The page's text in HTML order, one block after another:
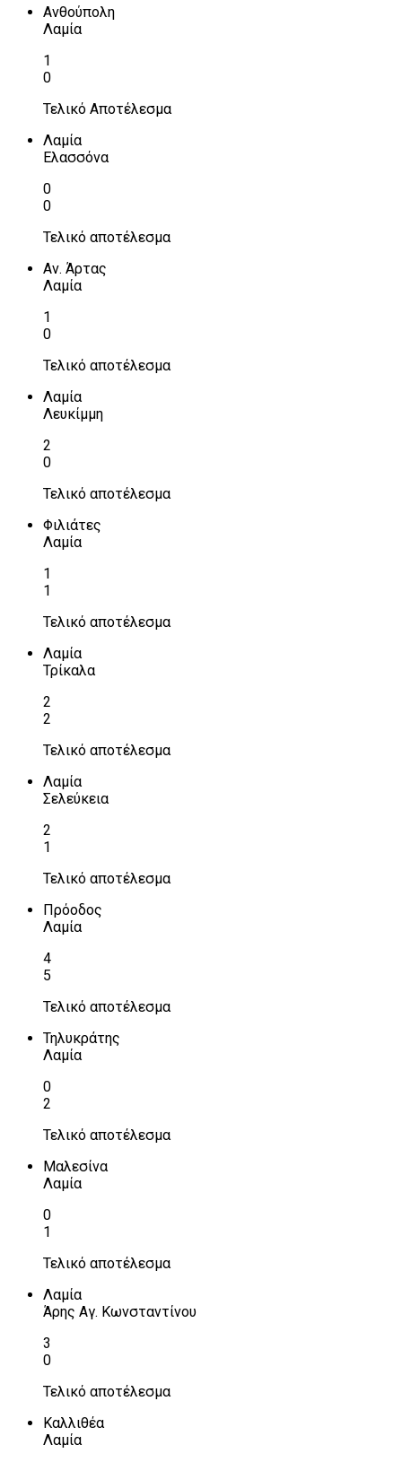
Ανθούπολη
Λαμία
1
0
Τελικό Αποτέλεσμα
Λαμία
Ελασσόνα
0
0
Τελικό αποτέλεσμα
Αν. Άρτας
Λαμία
1
0
Τελικό αποτέλεσμα
Λαμία
Λευκίμμη
2
0
Τελικό αποτέλεσμα
Φιλιάτες
Λαμία
1
1
Τελικό αποτέλεσμα
Λαμία
Τρίκαλα
2
2
Τελικό αποτέλεσμα
Λαμία
Σελεύκεια
2
1
Τελικό αποτέλεσμα
Πρόοδος
Λαμία
4
5
Τελικό αποτέλεσμα
Τηλυκράτης
Λαμία
0
2
Τελικό αποτέλεσμα
Μαλεσίνα
Λαμία
0
1
Τελικό αποτέλεσμα
Λαμία
Άρης Αγ. Κωνσταντίνου
3
0
Τελικό αποτέλεσμα
Καλλιθέα
Λαμία